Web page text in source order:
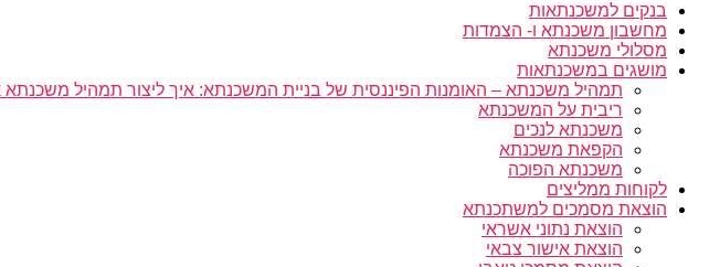
בנקים למשכנתאות
מחשבון משכנתא ו- הצמדות
מסלולי משכנתא
מושגים במשכנתאות
תמהיל משכנתא – האומנות הפיננסית של בניית המשכנתא: איך ליצור תמהיל משכנתא
ריבית על המשכנתא
משכנתא לנכים
הקפאת משכנתא
משכנתא הפוכה
לקוחות ממליצים
הוצאת מסמכים למשתכנתא
הוצאת נתוני אשראי
הוצאת אישור צבאי